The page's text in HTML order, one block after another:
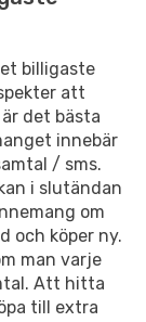
billigaste
att
det bästa
innebär
/ sms.
i slutändan
om
och köper ny.
man varje
Att hitta
till extra